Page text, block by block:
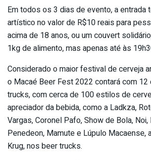
Em todos os 3 dias de evento, a entrada
artístico no valor de R$10 reais para
acima de 18 anos, ou um couvert
1kg de alimento, mas apenas até às
Considerado o maior festival de cerveja
o Macaé Beer Fest 2022 contará com
trucks, com cerca de 100 estilos de
apreciador da bebida, como a Ladkza,
Vargas, Coronel Pafo, Show de Bola,
Penedeon, Mamute e Lúpulo Macaense,
Krug, nos beer trucks.